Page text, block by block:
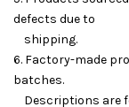
defects due to
shipping.
6. Factory-made
batches.
Descriptions are